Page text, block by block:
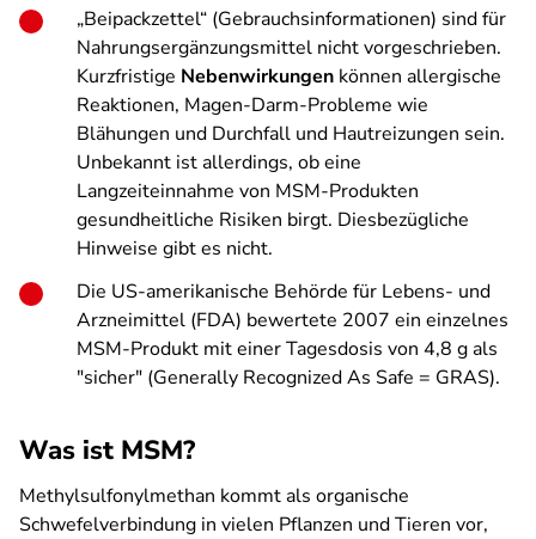
„Beipackzettel“ (Gebrauchsinformationen) sind für
Nahrungsergänzungsmittel nicht vorgeschrieben.
Kurzfristige Nebenwirkungen können allergische
Reaktionen, Magen-Darm-Probleme wie
Blähungen und Durchfall und Hautreizungen sein.
Unbekannt ist allerdings, ob eine
Langzeiteinnahme von MSM-Produkten
gesundheitliche Risiken birgt. Diesbezügliche
Hinweise gibt es nicht.
Die US-amerikanische Behörde für Lebens- und
Arzneimittel (FDA) bewertete 2007 ein einzelnes
MSM-Produkt mit einer Tagesdosis von 4,8 g als
"sicher" (Generally Recognized As Safe = GRAS).
Was ist MSM?
Methylsulfonylmethan kommt als organische
Schwefelverbindung in vielen Pflanzen und Tieren vor,